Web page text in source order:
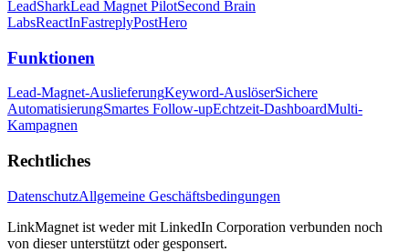
LeadSharkLead Magnet PilotSecond Brain
LabsReactInFastreplyPostHero
Funktionen
Lead-Magnet-AuslieferungKeyword-AuslöserSichere
AutomatisierungSmartes Follow-upEchtzeit-DashboardMulti-
Kampagnen
Rechtliches
DatenschutzAllgemeine Geschäftsbedingungen
LinkMagnet ist weder mit LinkedIn Corporation verbunden noch
von dieser unterstützt oder gesponsert.